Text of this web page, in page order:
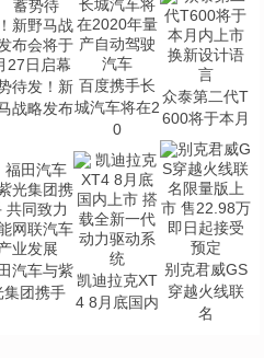
待发！新
战略发布
百度携手长
城汽车将在2
0
众泰第二代T
600将于本月
汽车与紫
集团携手
凯迪拉克XT
4 8月底国内
别克君威GS
穿越火线联
名